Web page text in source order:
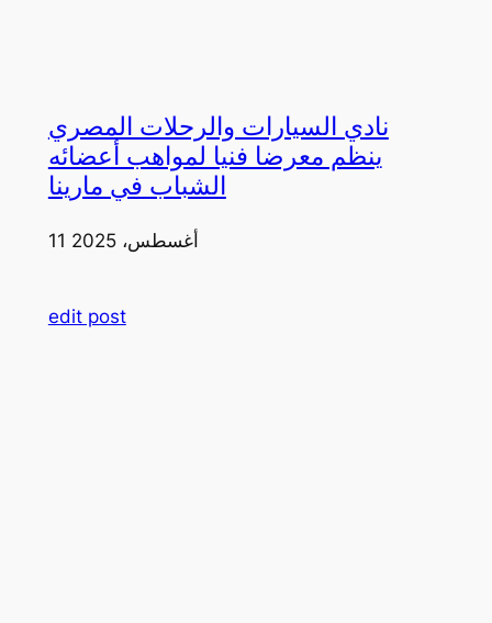
نادي السيارات والرحلات المصري
ينظم معرضا فنيا لمواهب أعضائه
الشباب في مارينا
11 أغسطس، 2025
edit post